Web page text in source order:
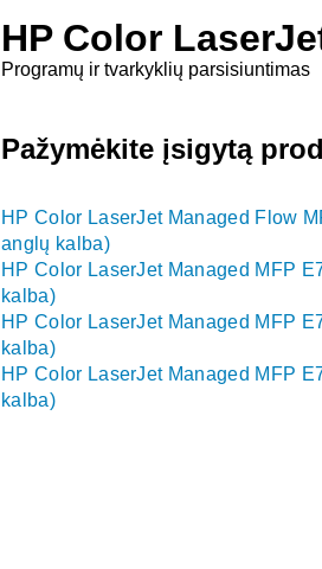
HP Color
Programų ir tvarkyklių parsisiuntimas
Pažymėkite įsigytą
HP Color LaserJet Managed Flow
anglų kalba)
HP Color LaserJet Managed MFP
kalba)
HP Color LaserJet Managed MFP
kalba)
HP Color LaserJet Managed MFP
kalba)